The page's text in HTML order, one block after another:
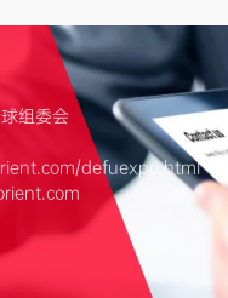
组委会
defuexpo.html